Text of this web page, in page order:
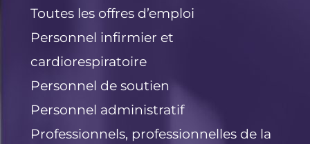
k
Toutes les offres d’emploi
Personnel infirmier et
cardiorespiratoire
Personnel de soutien
Personnel administratif
Professionnels, professionnelles de la